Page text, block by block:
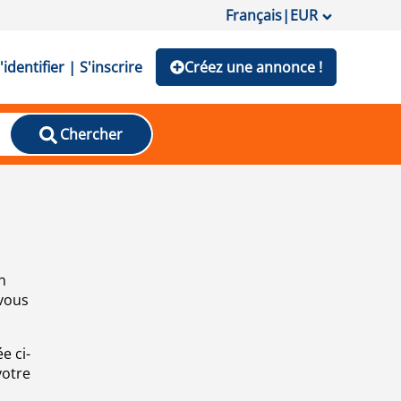
Français|EUR
| S'inscrire Créez une annonce !
Chercher
ci-